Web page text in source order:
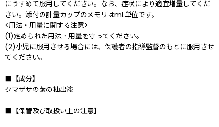
にうすめて服用してください。なお、症状により適宜増量してくだ
さい。添付の計量カップのメモリはmL単位です。
<用法・用量に関する注意>
(1)定められた用法・用量を守ってください。
(2)小児に服用させる場合には、保護者の指導監督のもとに服用させ
てください。
■【成分】
クマザサの葉の抽出液
■【保管及び取扱い上の注意】